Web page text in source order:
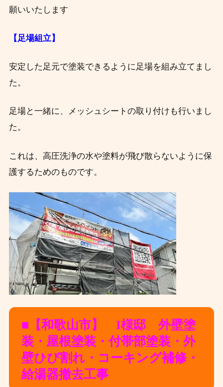
願いいたします
【足場組立】
安定した足元で塗装できるように足場を組み立てまし
た。
足場と一緒に、メッシュシートの取り付けも行いまし
た。
これは、高圧洗浄の水や塗料が飛び散らないように保
護するためのものです。
■【和歌山市】 I様邸 外壁塗
装・屋根塗装・付帯部塗装・外
壁ひび割れ・コーキング補修・
給湯器撤去工事